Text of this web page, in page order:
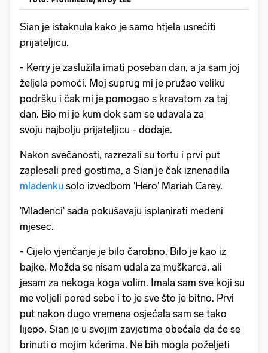
Sian je istaknula kako je samo htjela usrećiti
prijateljicu.
- Kerry je zaslužila imati poseban dan, a ja sam joj
željela pomoći. Moj suprug mi je pružao veliku
podršku i čak mi je pomogao s kravatom za taj
dan. Bio mi je kum dok sam se udavala za
svoju najbolju prijateljicu - dodaje.
Nakon svečanosti, razrezali su tortu i prvi put
zaplesali pred gostima, a Sian je čak iznenadila
mladenku solo izvedbom 'Hero' Mariah Carey.
'Mladenci' sada pokušavaju isplanirati medeni
mjesec.
- Cijelo vjenčanje je bilo čarobno. Bilo je kao iz
bajke. Možda se nisam udala za muškarca, ali
jesam za nekoga koga volim. Imala sam sve koji su
me voljeli pored sebe i to je sve što je bitno. Prvi
put nakon dugo vremena osjećala sam se tako
lijepo. Sian je u svojim zavjetima obećala da će se
brinuti o mojim kćerima. Ne bih mogla poželjeti